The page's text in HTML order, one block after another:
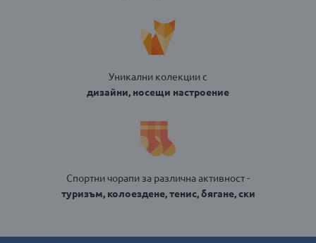
Уникални колекции с
дизайни, носещи настроение
Спортни чорапи за различна активност -
туризъм, колоездене, тенис, бягане, ски